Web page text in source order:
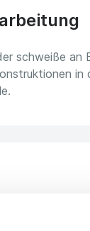
schweiße an